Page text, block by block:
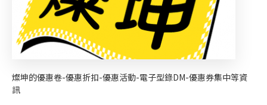
燦坤的優惠卷-優惠折扣-優惠活動-電子型錄DM-優惠券集中等資
訊